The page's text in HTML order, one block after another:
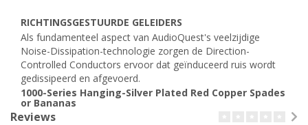
RICHTINGSGESTUURDE GELEIDERS
Als fundamenteel aspect van AudioQuest's veelzijdige
Noise-Dissipation-technologie zorgen de Direction-
Controlled Conductors ervoor dat geïnduceerd ruis wordt
gedissipeerd en afgevoerd.
1000-Series Hanging-Silver Plated Red Copper Spades
or Bananas
Reviews